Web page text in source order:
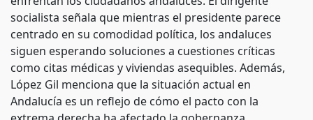
socialista señala que mientras el presidente parece
centrado en su comodidad política, los andaluces
siguen esperando soluciones a cuestiones críticas
como citas médicas y viviendas asequibles. Además,
López Gil menciona que la situación actual en
Andalucía es un reflejo de cómo el pacto con la